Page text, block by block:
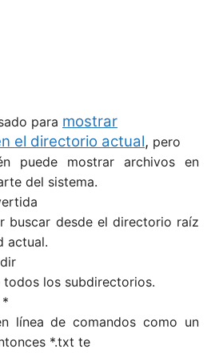
para mostrar
el directorio actual, pero
puede mostrar archivos en
del sistema.
buscar desde el directorio raíz
actual.
todos los subdirectorios.
*
línea de comandos como un
*.txt te